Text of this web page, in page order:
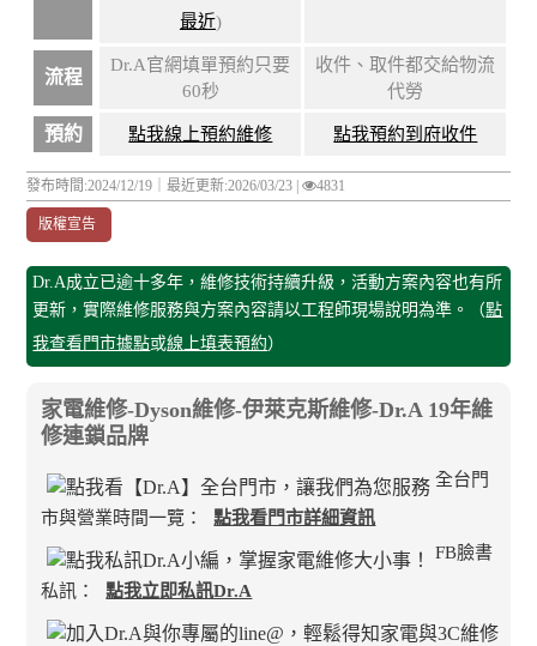
最近)
流程
Dr.A官網填單預約只要
60秒
收件、取件都交給物流
代勞
預約 點我線上預約維修 點我預約到府收件
發布時間:2024/12/19｜最近更新:2026/03/23 | 4831
版權宣告
Dr.A成立已逾十多年，維修技術持續升級，活動方案內容也有所
更新，實際維修服務與方案內容請以工程師現場說明為準。（點
我查看門市據點或線上填表預約）
家電維修-Dyson維修-伊萊克斯維修-Dr.A 19年維
修連鎖品牌
全台門
市與營業時間一覽：
點我看門市詳細資訊
FB臉書
私訊： 點我立即私訊Dr.A